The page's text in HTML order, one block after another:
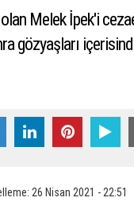
Melek İpek'i
gözyaşları
26 Nisan 2021 - 22:51